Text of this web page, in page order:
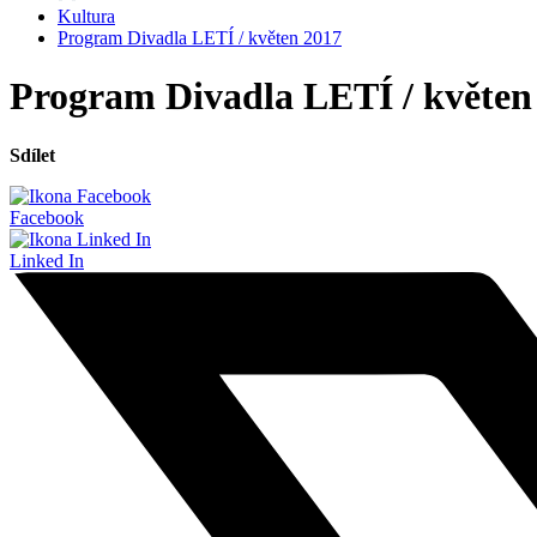
Kultura
Program Divadla LETÍ / květen 2017
Program Divadla LETÍ / květen
Sdílet
Facebook
Linked In